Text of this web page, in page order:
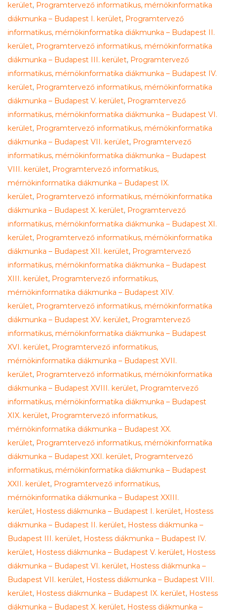
kerület, Programtervező informatikus, mérnökinformatika
diákmunka – Budapest I. kerület, Programtervező
informatikus, mérnökinformatika diákmunka – Budapest II.
kerület, Programtervező informatikus, mérnökinformatika
diákmunka – Budapest III. kerület, Programtervező
informatikus, mérnökinformatika diákmunka – Budapest IV.
kerület, Programtervező informatikus, mérnökinformatika
diákmunka – Budapest V. kerület, Programtervező
informatikus, mérnökinformatika diákmunka – Budapest VI.
kerület, Programtervező informatikus, mérnökinformatika
diákmunka – Budapest VII. kerület, Programtervező
informatikus, mérnökinformatika diákmunka – Budapest
VIII. kerület, Programtervező informatikus,
mérnökinformatika diákmunka – Budapest IX.
kerület, Programtervező informatikus, mérnökinformatika
diákmunka – Budapest X. kerület, Programtervező
informatikus, mérnökinformatika diákmunka – Budapest XI.
kerület, Programtervező informatikus, mérnökinformatika
diákmunka – Budapest XII. kerület, Programtervező
informatikus, mérnökinformatika diákmunka – Budapest
XIII. kerület, Programtervező informatikus,
mérnökinformatika diákmunka – Budapest XIV.
kerület, Programtervező informatikus, mérnökinformatika
diákmunka – Budapest XV. kerület, Programtervező
informatikus, mérnökinformatika diákmunka – Budapest
XVI. kerület, Programtervező informatikus,
mérnökinformatika diákmunka – Budapest XVII.
kerület, Programtervező informatikus, mérnökinformatika
diákmunka – Budapest XVIII. kerület, Programtervező
informatikus, mérnökinformatika diákmunka – Budapest
XIX. kerület, Programtervező informatikus,
mérnökinformatika diákmunka – Budapest XX.
kerület, Programtervező informatikus, mérnökinformatika
diákmunka – Budapest XXI. kerület, Programtervező
informatikus, mérnökinformatika diákmunka – Budapest
XXII. kerület, Programtervező informatikus,
mérnökinformatika diákmunka – Budapest XXIII.
kerület, Hostess diákmunka – Budapest I. kerület, Hostess
diákmunka – Budapest II. kerület, Hostess diákmunka –
Budapest III. kerület, Hostess diákmunka – Budapest IV.
kerület, Hostess diákmunka – Budapest V. kerület, Hostess
diákmunka – Budapest VI. kerület, Hostess diákmunka –
Budapest VII. kerület, Hostess diákmunka – Budapest VIII.
kerület, Hostess diákmunka – Budapest IX. kerület, Hostess
diákmunka – Budapest X. kerület, Hostess diákmunka –